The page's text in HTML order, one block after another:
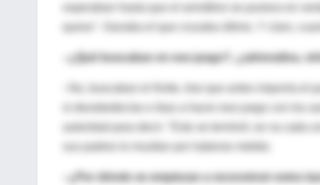
esperaban hasta que el semáforo se pusiera en
–¿Qué buscaban en ese juego?, ¿adrenalina,
–No, buscaban el límite, ése que antes imponía el
si desobedecías e ibas a hacer ese juego con los
autoridad para decir: "Esto se terminó; se va cada
–¿Por dónde se empiezan a reconstruir estos